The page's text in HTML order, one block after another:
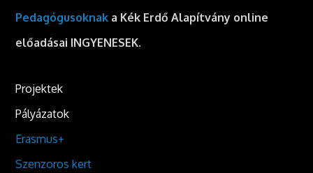
Pedagógusoknak a Kék Erdő Alapítvány online
előadásai INGYENESEK.
Projektek
Pályázatok
Erasmus+
Szenzoros kert